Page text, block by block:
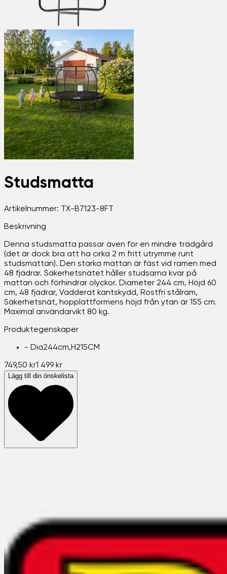
Studsmatta
Artikelnummer: TX-B7123-8FT
Beskrivning
Denna studsmatta passar även för en mindre trädgård
(det är dock bra att ha cirka 2 m fritt utrymme runt
studsmattan). Den starka mattan är fäst vid ramen med
48 fjädrar. Säkerhetsnätet håller studsarna kvar på
mattan och förhindrar olyckor. Diameter 244 cm, Höjd 60
cm, 48 fjädrar, Vadderat kantskydd, Rostfri stålram,
Säkerhetsnät, hopplattformens höjd från ytan är 155 cm.
Maximal användarvikt 80 kg.
Produktegenskaper
- Dia244cm,H215CM
749,50 kr1 499 kr
Lägg till din önskelista